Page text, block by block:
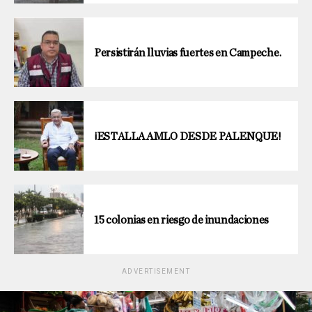
Persistirán lluvias fuertes en Campeche.
¡ESTALLA AMLO DESDE PALENQUE!
15 colonias en riesgo de inundaciones
ADVERTISEMENT